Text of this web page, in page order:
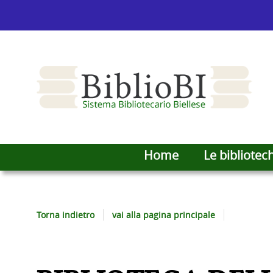
Home Le
Torna indietro vai alla pagina principale